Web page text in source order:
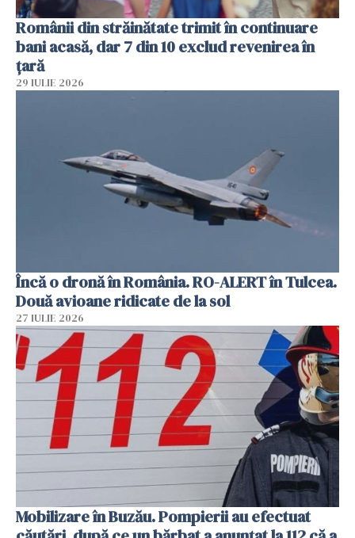
Românii din străinătate trimit în continuare
bani acasă, dar 7 din 10 exclud revenirea în
țară
29 IULIE 2026
Încă o dronă în România. RO-ALERT în Tulcea.
Două avioane ridicate de la sol
27 IULIE 2026
Mobilizare în Buzău. Pompierii au efectuat